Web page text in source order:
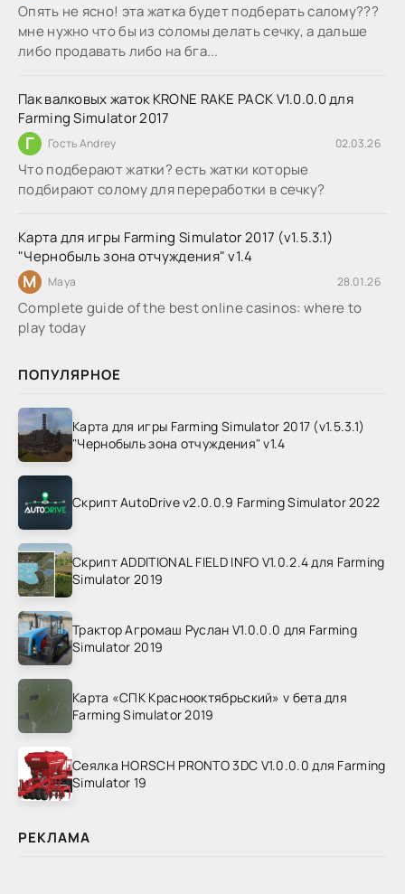
Опять не ясно! эта жатка будет подберать салому???
мне нужно что бы из соломы делать сечку, а дальше
либо продавать либо на бга...
Пак валковых жаток KRONE RAKE PACK V1.0.0.0 для
Farming Simulator 2017
Г Гость Andrey 02.03.26
Что подберают жатки? есть жатки которые
подбирают солому для переработки в сечку?
Карта для игры Farming Simulator 2017 (v1.5.3.1)
"Чернобыль зона отчуждения" v1.4
M Maya 28.01.26
Complete guide of the best online casinos: where to
play today
ПОПУЛЯРНОЕ
Карта для игры Farming Simulator 2017 (v1.5.3.1)
"Чернобыль зона отчуждения" v1.4
Скрипт AutoDrive v2.0.0.9 Farming Simulator 2022
Скрипт ADDITIONAL FIELD INFO V1.0.2.4 для Farming
Simulator 2019
Трактор Агромаш Руслан V1.0.0.0 для Farming
Simulator 2019
Карта «СПК Краснооктябрьский» v бета для
Farming Simulator 2019
Сеялка HORSCH PRONTO 3DC V1.0.0.0 для Farming
Simulator 19
РЕКЛАМА